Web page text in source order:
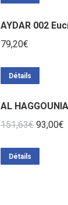
85,20€.
AYDAR 002
79,20€
Détails
AL
151,63€ Le
93,00€
Détails